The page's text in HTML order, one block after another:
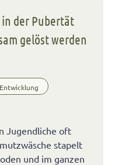
der Pubertät
gelöst werden
Jugendliche oft
stapelt
und im ganzen